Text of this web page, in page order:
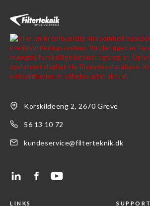
Korskildeeng 2, 2670 Greve
56 13 10 72
kundeservice@filterteknik.dk
LINKS SUPPORT